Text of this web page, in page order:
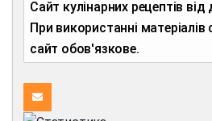
Сайт кулінарних рецептів
При використанні
сайт обов'язкове.